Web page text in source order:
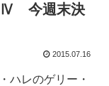
Ⅳ 今週末決
2015.07.16
ハレのゲリー・